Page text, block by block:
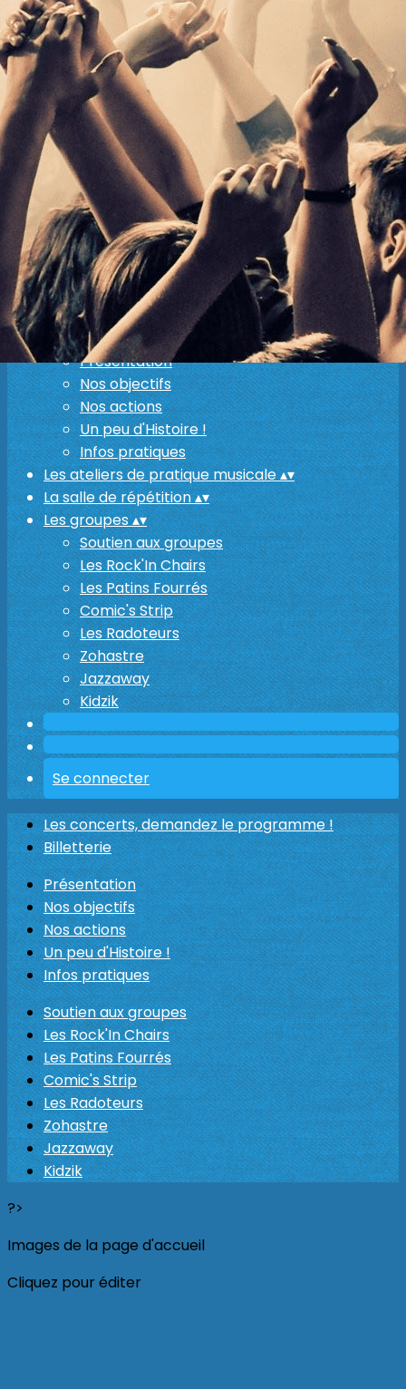
Exporter les lignes sélectionnées
Exporter toutes les colonnes
Exporter uniquement les colonnes affichées
Menu
Ajoutez un logo, un bouton, des réseaux sociaux
Cliquez pour éditer
A la Une !▴▾
Les évènements▴▾
Les concerts, demandez le programme !
Billetterie
Association Médiator
Présentation
Nos objectifs
Nos actions
Un peu d'Histoire !
Infos pratiques
Les ateliers de pratique musicale▴▾
La salle de répétition▴▾
Les groupes▴▾
Soutien aux groupes
Les Rock'In Chairs
Les Patins Fourrés
Comic's Strip
Les Radoteurs
Zohastre
Jazzaway
Kidzik
Se connecter
Les concerts, demandez le programme !
Billetterie
Présentation
Nos objectifs
Nos actions
Un peu d'Histoire !
Infos pratiques
Soutien aux groupes
Les Rock'In Chairs
Les Patins Fourrés
Comic's Strip
Les Radoteurs
Zohastre
Jazzaway
Kidzik
?>
Images de la page d'accueil
Cliquez pour éditer